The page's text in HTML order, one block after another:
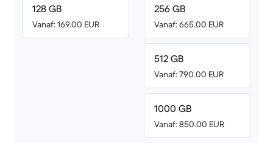
128 GB
Vanaf: 169.00 EUR
256 GB
Vanaf: 665.00 EUR
512 GB
Vanaf: 790.00 EUR
1000 GB
Vanaf: 850.00 EUR